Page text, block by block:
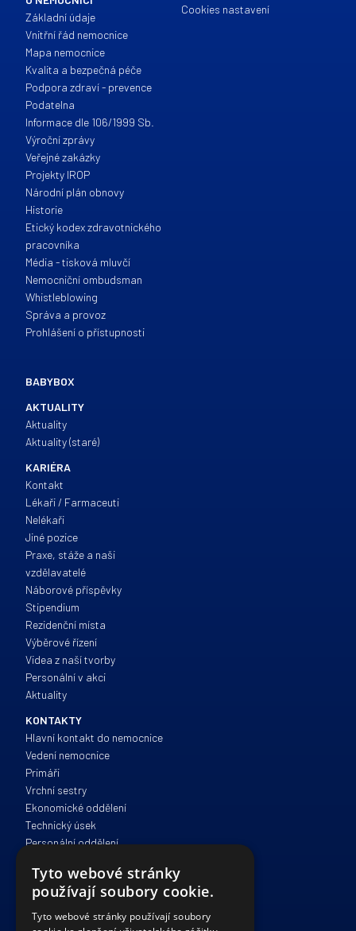
Základní údaje
Vnitřní řád nemocnice
Mapa nemocnice
Kvalita a bezpečná péče
Podpora zdraví - prevence
Podatelna
Informace dle 106/1999 Sb.
Výroční zprávy
Veřejné zakázky
Projekty IROP
Národní plán obnovy
Historie
Etický kodex zdravotnického
pracovníka
Média - tisková mluvčí
Nemocniční ombudsman
Whistleblowing
Správa a provoz
Prohlášení o přístupnosti
Cookies nastavení
BABYBOX
AKTUALITY
Aktuality
Aktuality (staré)
KARIÉRA
Kontakt
Lékaři / Farmaceuti
Nelékaři
Jiné pozice
Praxe, stáže a naši
vzdělavatelé
Náborové příspěvky
Stipendium
Rezidenční místa
Výběrové řízení
Videa z naší tvorby
Personální v akci
Aktuality
KONTAKTY
Hlavní kontakt do nemocnice
Vedení nemocnice
Primáři
Vrchní sestry
Ekonomické oddělení
Technický úsek
Personální oddělení
Správa a provoz
IT oddělení
Právní oddělení
Tyto webové stránky
používají soubory cookie.
Tyto webové stránky používají soubory